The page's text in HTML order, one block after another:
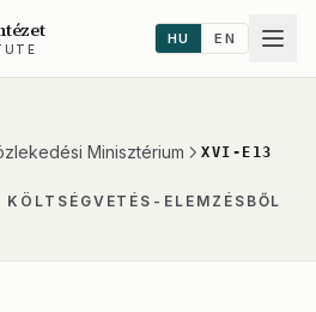
HU EN
Minisztérium
XVI-E13
ELEMZÉSBŐL